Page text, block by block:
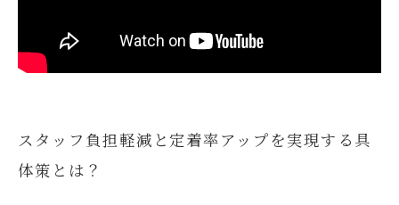
スタッフ負担軽減と定着率アップを実現する具
体策とは？